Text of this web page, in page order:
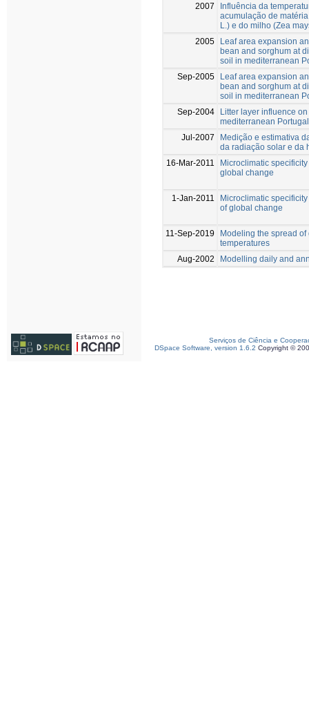
2007
Influência da
acumulação de
L.) e do milho (Zea
2005
Leaf area expansion
bean and sorghum at
soil in mediterranean
Sep-2005
Leaf area expansion
bean and sorghum at
soil in mediterranean
Sep-2004
Litter layer influence
mediterranean Portugal
Jul-2007
Medição e estimativa
da radiação solar e da
16-Mar-2011
Microclimatic
global change
1-Jan-2011
Microclimatic
of global change
11-Sep-2019
Modeling the spread
temperatures
Aug-2002
Modelling daily and
Serviços de Ciência e
DSpace Software, version 1.6.2 Copyright ©